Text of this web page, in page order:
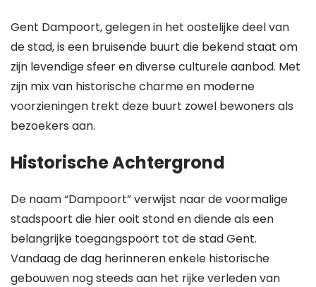
Gent Dampoort, gelegen in het oostelijke deel van
de stad, is een bruisende buurt die bekend staat om
zijn levendige sfeer en diverse culturele aanbod. Met
zijn mix van historische charme en moderne
voorzieningen trekt deze buurt zowel bewoners als
bezoekers aan.
Historische Achtergrond
De naam “Dampoort” verwijst naar de voormalige
stadspoort die hier ooit stond en diende als een
belangrijke toegangspoort tot de stad Gent.
Vandaag de dag herinneren enkele historische
gebouwen nog steeds aan het rijke verleden van